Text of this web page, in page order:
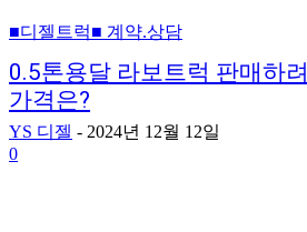
■디젤트럭■ 계약.상담
0.5톤용달 라보트럭 판매하
가격은?
YS 디젤 - 2024년 12월 12일
0